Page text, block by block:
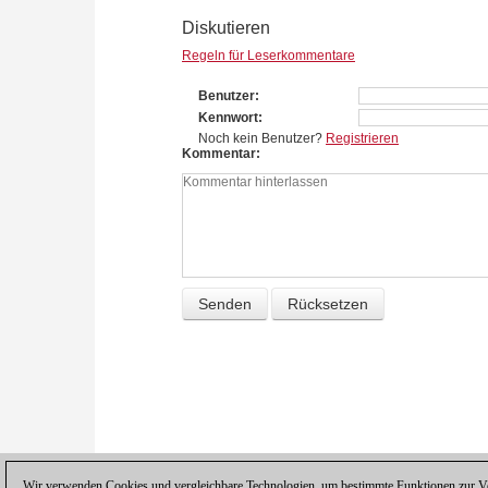
Diskutieren
Regeln für Leserkommentare
Benutzer
Kennwort
Noch kein Benutzer? Registrieren
Kommentar